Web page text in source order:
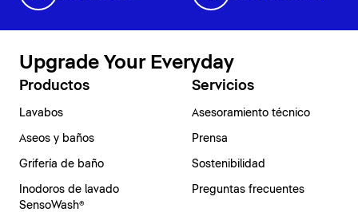
Upgrade Your Everyday
Productos
Lavabos
Aseos y baños
Grifería de baño
Inodoros de lavado
SensoWash®
Servicios
Asesoramiento técnico
Prensa
Sostenibilidad
Preguntas frecuentes